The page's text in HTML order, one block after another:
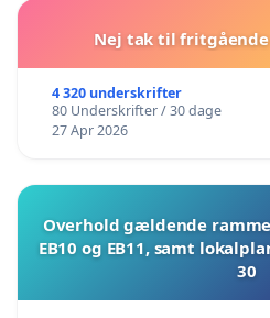
Nej tak til
4 320 underskrifter
80 Underskrifter / 30 dage
27 Apr 2026
Overhold gældende
EB10 og EB11, samt
30